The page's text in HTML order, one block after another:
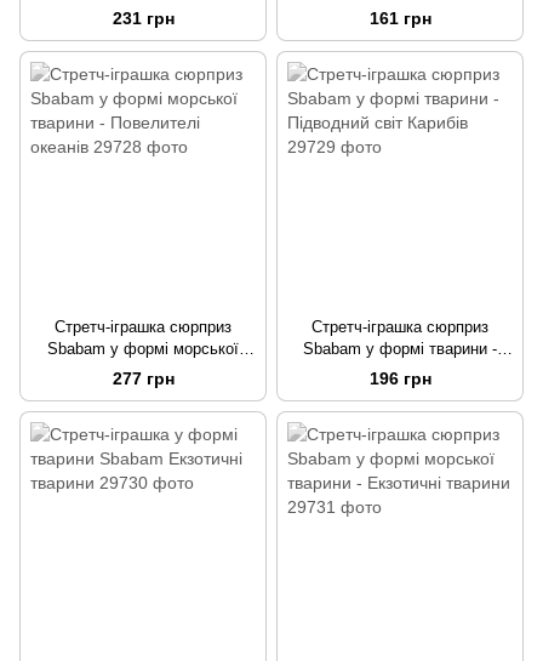
тварини - Повелителі гір
231 грн
тварини Legend of animals -
Хижники
161 грн
Стретч-іграшка сюрприз
Sbabam у формі морської
тварини - Повелителі океанів
277 грн
Стретч-іграшка сюрприз
Sbabam у формі тварини -
Підводний світ Карибів
196 грн